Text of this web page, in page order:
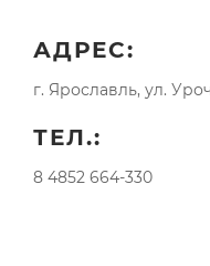
АДРЕС:
г. Ярославль, ул.
ТЕЛ.:
8 4852 664-330